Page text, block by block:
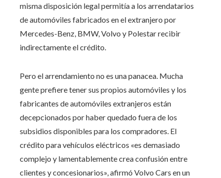
misma disposición legal permitía a los arrendatarios
de automóviles fabricados en el extranjero por
Mercedes-Benz, BMW, Volvo y Polestar recibir
indirectamente el crédito.
Pero el arrendamiento no es una panacea. Mucha
gente prefiere tener sus propios automóviles y los
fabricantes de automóviles extranjeros están
decepcionados por haber quedado fuera de los
subsidios disponibles para los compradores. El
crédito para vehículos eléctricos «es demasiado
complejo y lamentablemente crea confusión entre
clientes y concesionarios», afirmó Volvo Cars en un